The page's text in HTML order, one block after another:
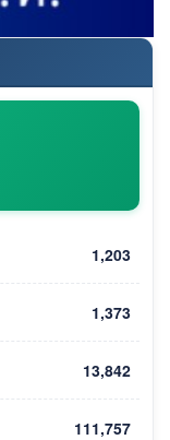
1,203
1,373
13,842
111,757